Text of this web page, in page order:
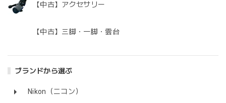
【中古】アクセサリー
【中古】三脚・一脚・雲台
ブランドから選ぶ
Nikon（ニコン）